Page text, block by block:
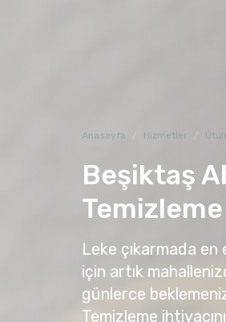
Anasayfa Hizmetler
Beşiktaş
Leke çıkarmada
için artık
günlerce
Temizleme